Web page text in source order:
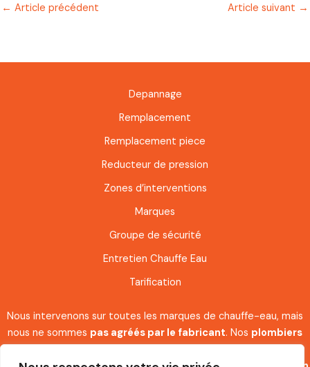
← Article précédent Article suivant →
Depannage
Remplacement
Remplacement piece
Reducteur de pression
Zones d’interventions
Marques
Groupe de sécurité
Entretien Chauffe Eau
Tarification
Nous intervenons sur toutes les marques de chauffe-eau, mais
nous ne sommes pas agréés par le fabricant. Nos plombiers